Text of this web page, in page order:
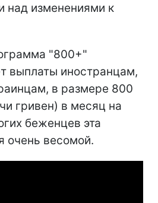
над изменениями к
"800+"
выплаты иностранцам,
в размере 800
гривен) в месяц на
беженцев эта
очень весомой.